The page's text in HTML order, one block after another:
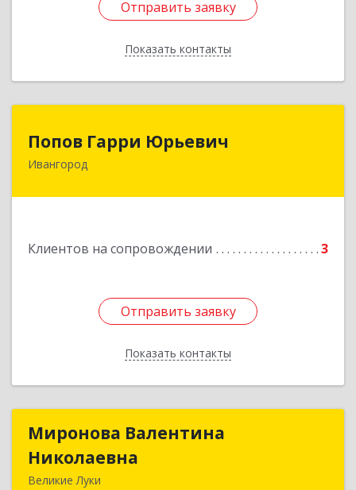
Отправить заявку
Показать контакты
Отправить заявку
Назад
Попов Гарри Юрьевич
Ивангород
Клиентов на сопровождении 3
Отправить заявку
Показать контакты
Отправить заявку
Назад
Миронова Валентина
Николаевна
Великие Луки
Миронова Валентина